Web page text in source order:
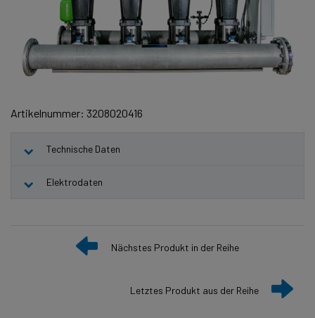
Artikelnummer: 3208020416
Technische Daten
Elektrodaten
Nächstes Produkt in der Reihe
Letztes Produkt aus der Reihe